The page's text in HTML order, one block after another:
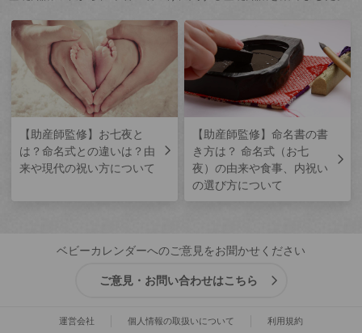
【助産師監修】お七夜と
は？命名式との違いは？由
来や現代の祝い方について
【助産師監修】命名書の書
き方は？ 命名式（お七
夜）の由来や食事、内祝い
の選び方について
ベビーカレンダーへのご意見をお聞かせください
ご意見・お問い合わせはこちら
運営会社 個人情報の取扱いについて 利用規約